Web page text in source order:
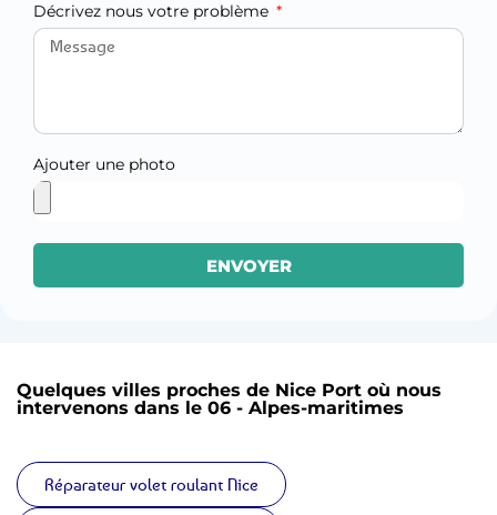
Décrivez nous votre problème
Ajouter une photo
ENVOYER
Quelques villes proches de Nice Port où nous
intervenons dans le 06 - Alpes-maritimes
Réparateur volet roulant Nice